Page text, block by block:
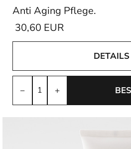
Anti Aging Pflege.
30,60 EUR
DETAILS
− +